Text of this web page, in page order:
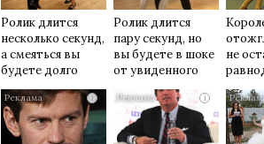
Ролик длится
несколько секунд,
а смеяться вы
будете долго
Ролик длится
пару секунд, но
вы будете в шоке
от увиденного
не
i i